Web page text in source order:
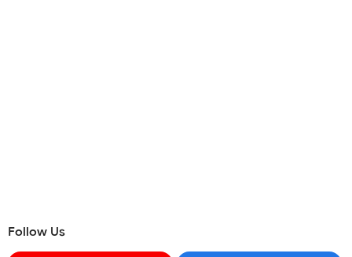
Follow Us